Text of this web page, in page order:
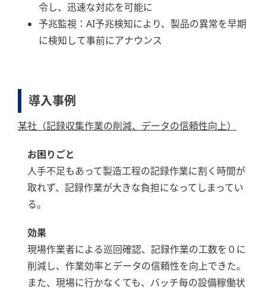
令し、迅速な対応を可能に
予兆監視：AI予兆検知により、製品の異常を早期
に検知して事前にアナウンス
導入事例
某社（記録収集作業の削減、データの信頼性向上）
お困りごと
人手不足もあって製造工程の記録作業に割く時間が
取れず、記録作業が大きな負担になってしまってい
る。
効果
現場作業者による巡回確認、記録作業の工数を０に
削減し、作業効率とデータの信頼性を向上できた。
また、現場に行かなくても、バッチ毎の設備稼働状